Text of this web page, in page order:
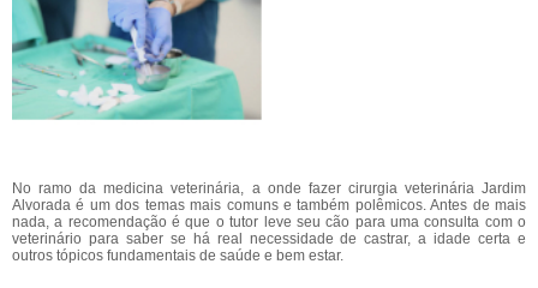
No ramo da medicina veterinária, a onde fazer cirurgia veterinária Jardim
Alvorada é um dos temas mais comuns e também polêmicos. Antes de mais
nada, a recomendação é que o tutor leve seu cão para uma consulta com o
veterinário para saber se há real necessidade de castrar, a idade certa e
outros tópicos fundamentais de saúde e bem estar.